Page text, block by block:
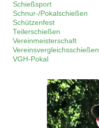
Schießsport
Schnur-/Pokalschießen
Schützenfest
Teilerschießen
Vereinmeisterschaft
Vereinsvergleichsschießen
VGH-Pokal